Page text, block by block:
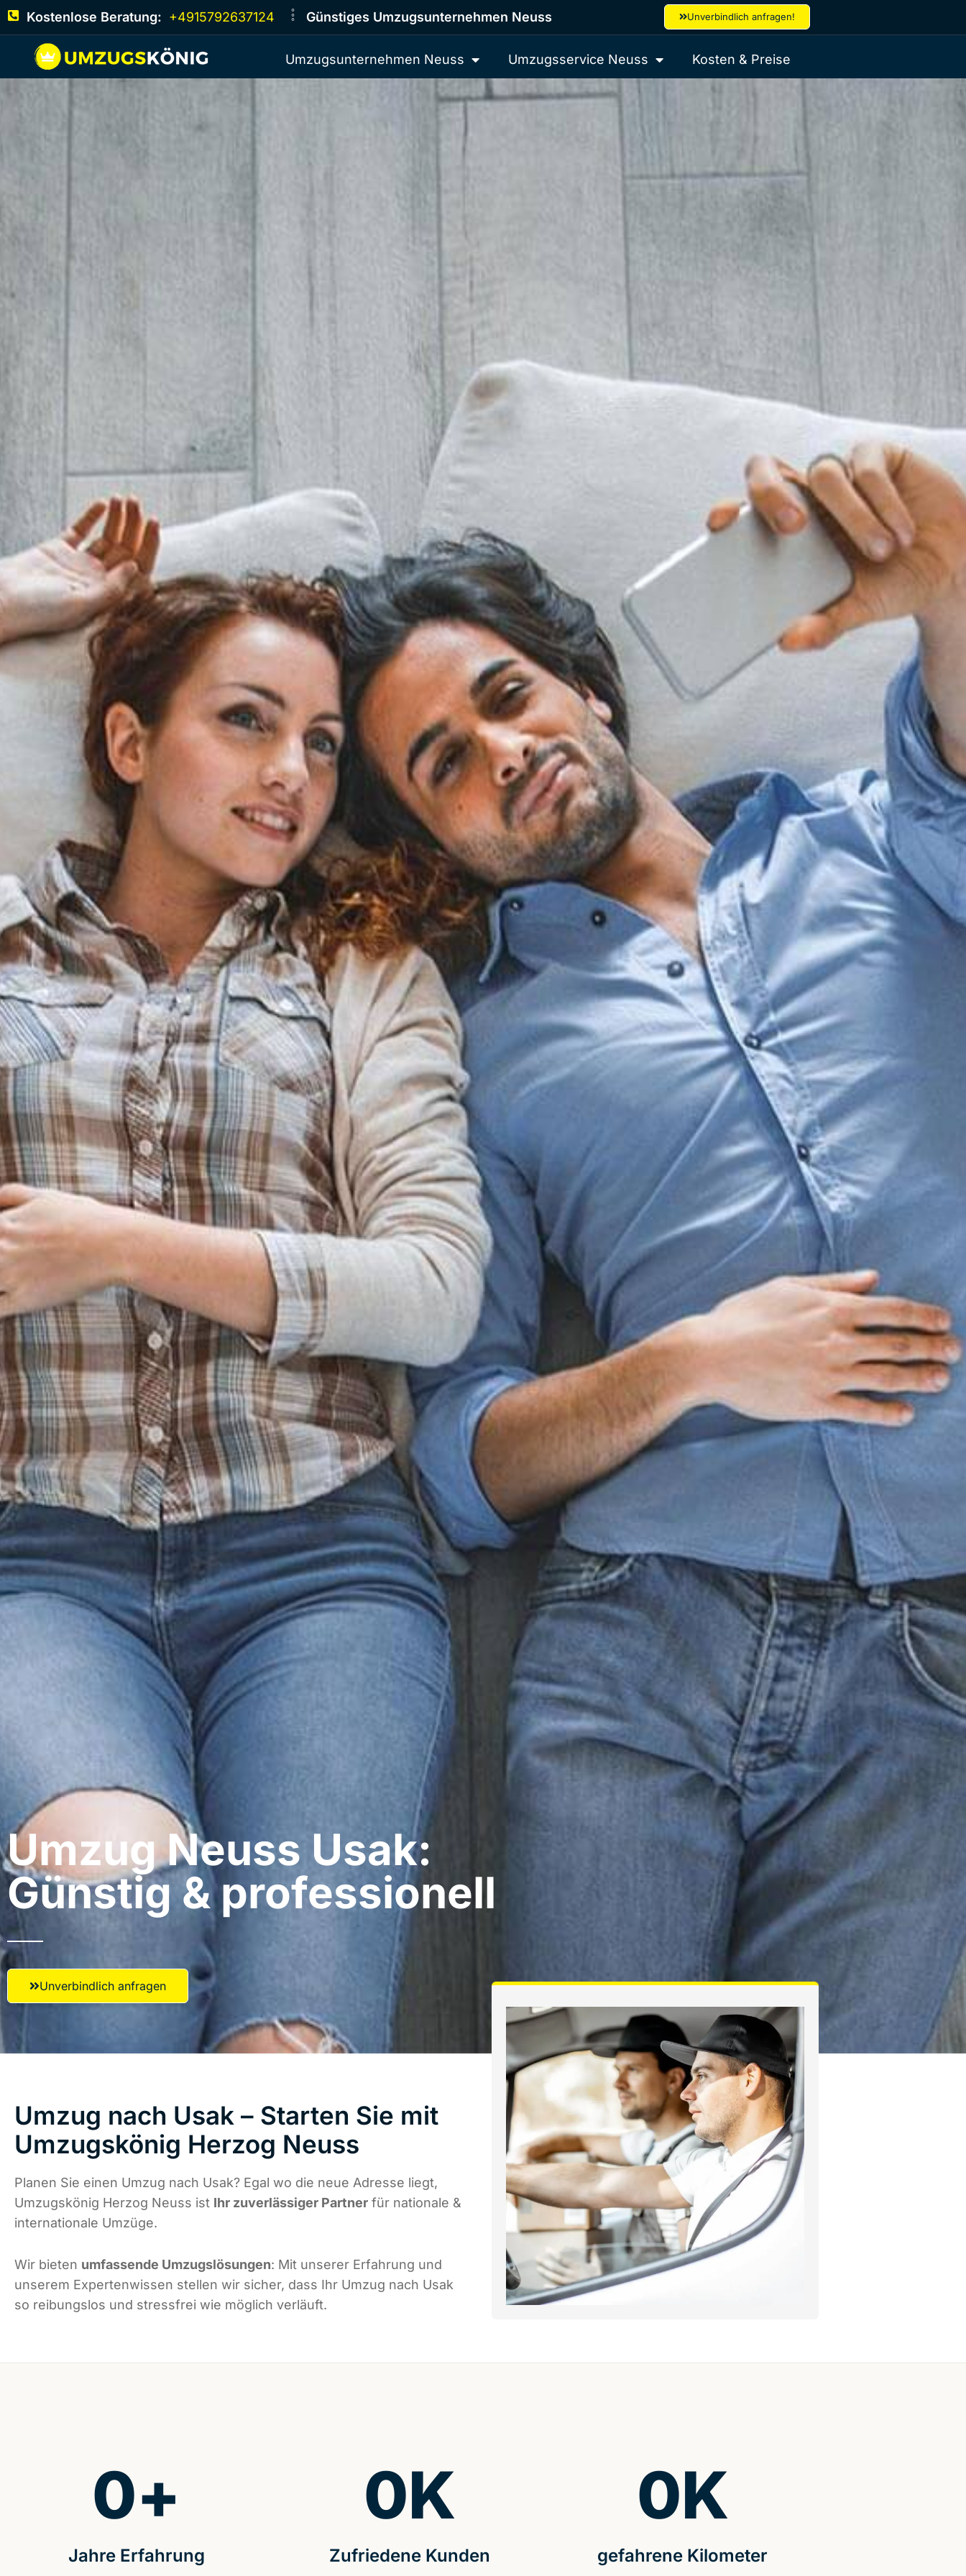
Kostenlose Beratung: +4915792637124 Günstiges Umzugsunternehmen Neuss Unverbindlich anfragen!
Umzugsunternehmen Neuss Umzugsservice Neuss Kosten & Preise
Umzug Neuss​ Usak:
Günstig & professionell​
Unverbindlich anfragen
Umzug nach Usak – Starten Sie mit
Umzugskönig Herzog Neuss
Planen Sie einen Umzug nach Usak? Egal wo die neue Adresse liegt,
Umzugskönig Herzog Neuss ist Ihr zuverlässiger Partner für nationale &
internationale Umzüge.
Wir bieten umfassende Umzugslösungen: Mit unserer Erfahrung und
unserem Expertenwissen stellen wir sicher, dass Ihr Umzug nach Usak
so reibungslos und stressfrei wie möglich verläuft.
Jahre Erfahrung
0+
Zufriedene Kunden
0K
gefahrene Kilometer
0K